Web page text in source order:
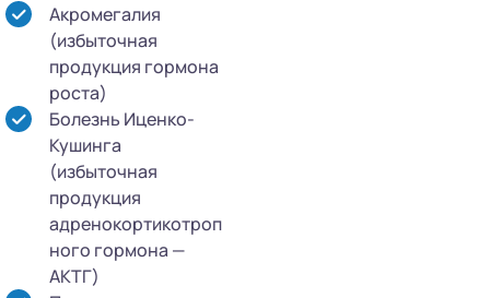
Акромегалия
(избыточная
продукция гормона
роста)
Болезнь Иценко-
Кушинга
(избыточная
продукция
адренокортикотроп
ного гормона —
АКТГ)